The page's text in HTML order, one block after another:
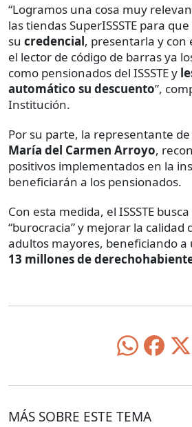
​​“Logramos una cosa muy
las tiendas SuperISSSTE para
su credencial, presentarla y con
el lector de código de barras ya
como pensionados del ISSSTE y
automático su descuento”,
Institución.
Por su parte, la representante
María del Carmen Arroyo,
positivos implementados en la
beneficiarán a los pensionados.
Con esta medida, el ISSSTE
“burocracia” y mejorar la calidad
adultos mayores, beneficiando
13 millones de
MÁS SOBRE ESTE TEMA